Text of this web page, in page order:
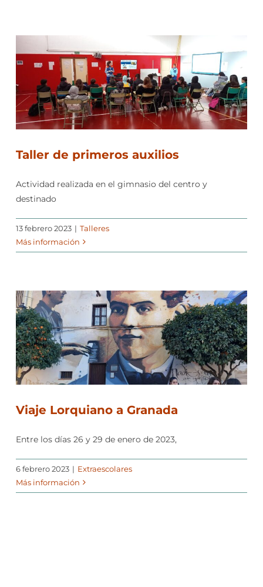
Taller de primeros auxilios
Actividad realizada en el gimnasio del centro y
destinado
13 febrero 2023 | Talleres
Más información
Viaje Lorquiano a Granada
Entre los días 26 y 29 de enero de 2023,
6 febrero 2023 | Extraescolares
Más información